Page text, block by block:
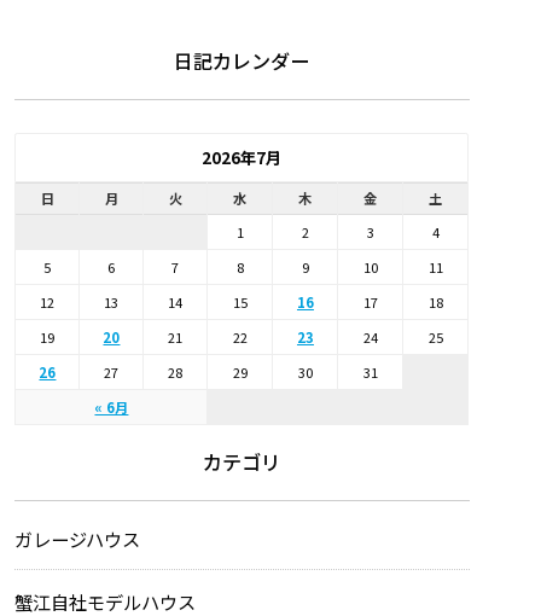
日記カレンダー
2026年7月
日 月 火 水 木 金 土
« 6月
1 2 3
4
5
6 7 8 9 10
11
12
13 14 15 16 17
18
19
20 21 22 23 24
25
26
27 28 29 30 31
カテゴリ
ガレージハウス
蟹江自社モデルハウス